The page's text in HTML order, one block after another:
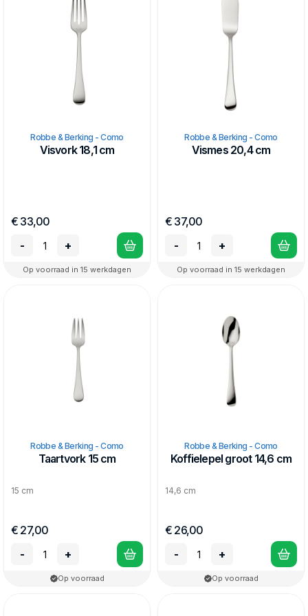
Robbe & Berking - Como
Visvork 18,1 cm
€ 33,00
-
+
Op voorraad in 15 werkdagen
Robbe & Berking - Como
Vismes 20,4 cm
€ 37,00
-
+
Op voorraad in 15 werkdagen
Robbe & Berking - Como
Taartvork 15 cm
15 cm
€ 27,00
-
+
Op voorraad
Robbe & Berking - Como
Koffielepel groot 14,6 cm
14,6 cm
€ 26,00
-
+
Op voorraad